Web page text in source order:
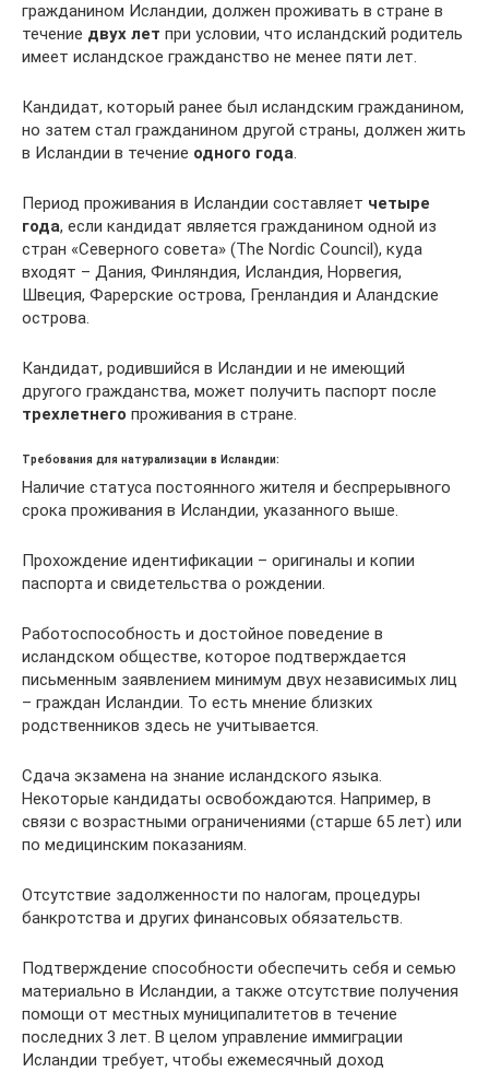
гражданином Исландии, должен проживать в стране в
течение двух лет при условии, что исландский родитель
имеет исландское гражданство не менее пяти лет.
Кандидат, который ранее был исландским гражданином,
но затем стал гражданином другой страны, должен жить
в Исландии в течение одного года.
Период проживания в Исландии составляет четыре
года, если кандидат является гражданином одной из
стран «Северного совета» (The Nordic Council), куда
входят – Дания, Финляндия, Исландия, Норвегия,
Швеция, Фарерские острова, Гренландия и Аландские
острова.
Кандидат, родившийся в Исландии и не имеющий
другого гражданства, может получить паспорт после
трехлетнего проживания в стране.
Требования для натурализации в Исландии:
Наличие статуса постоянного жителя и беспрерывного
срока проживания в Исландии, указанного выше.
Прохождение идентификации – оригиналы и копии
паспорта и свидетельства о рождении.
Работоспособность и достойное поведение в
исландском обществе, которое подтверждается
письменным заявлением минимум двух независимых лиц
– граждан Исландии. То есть мнение близких
родственников здесь не учитывается.
Сдача экзамена на знание исландского языка.
Некоторые кандидаты освобождаются. Например, в
связи с возрастными ограничениями (старше 65 лет) или
по медицинским показаниям.
Отсутствие задолженности по налогам, процедуры
банкротства и других финансовых обязательств.
Подтверждение способности обеспечить себя и семью
материально в Исландии, а также отсутствие получения
помощи от местных муниципалитетов в течение
последних 3 лет. В целом управление иммиграции
Исландии требует, чтобы ежемесячный доход